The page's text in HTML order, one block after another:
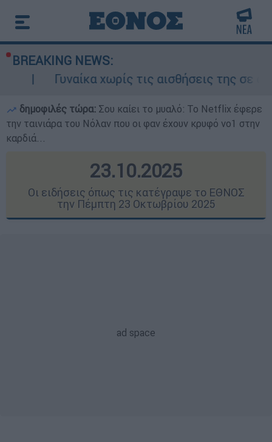
BREAKING NEWS:
χωρίς τις αισθήσεις της σε ακάλυπτο
δημοφιλές τώρα: Σου καίει το μυαλό: Το Netflix έφερε
την ταινιάρα του Νόλαν που οι φαν έχουν κρυφό νο1 στην
καρδιά...
23.10.2025
Οι ειδήσεις όπως τις κατέγραψε το ΕΘΝΟΣ
την Πέμπτη 23 Οκτωβρίου 2025